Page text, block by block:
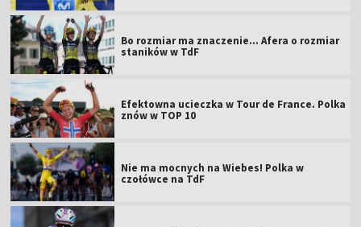
Bo rozmiar ma znaczenie... Afera o rozmiar
staników w TdF
Efektowna ucieczka w Tour de France. Polka
znów w TOP 10
Nie ma mocnych na Wiebes! Polka w
czołówce na TdF